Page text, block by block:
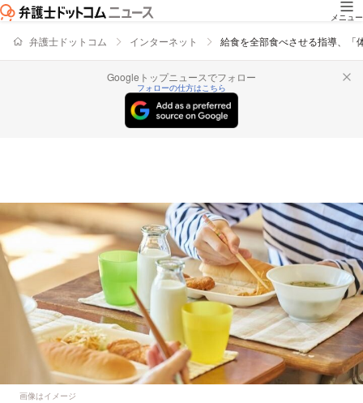
メニュー
弁護士ドットコム インターネット 給食を全部食べさせる指導、「
Googleトップニュースでフォロー
フォローの仕方はこちら
画像はイメージ